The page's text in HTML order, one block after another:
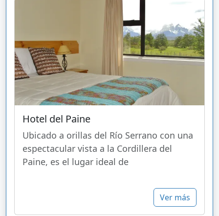
Hotel del Paine
Ubicado a orillas del Río Serrano con una
espectacular vista a la Cordillera del
Paine, es el lugar ideal de
Ver más